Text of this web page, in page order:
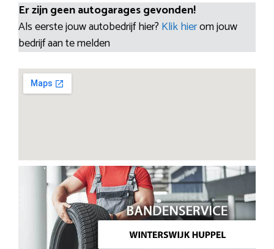
Er zijn geen autogarages gevonden!
Als eerste jouw autobedrijf hier? Klik hierom jouw
bedrijf aan te melden